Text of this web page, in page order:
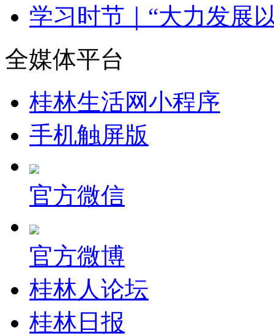
学习时节｜“大力发展
全媒体平台
桂林生活网小程序
手机触屏版
官方微信
官方微博
桂林人论坛
桂林日报